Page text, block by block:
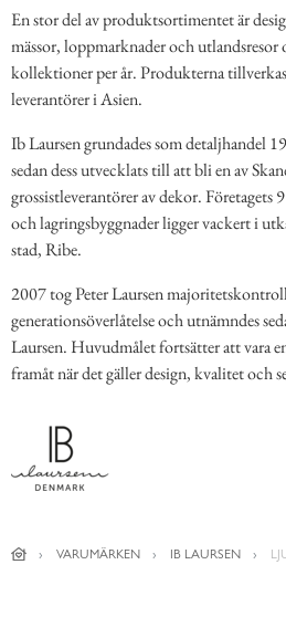
En stor del av produktsortimentet är
mässor, loppmarknader och
kollektioner per år. Produkterna
leverantörer i Asien.
Ib Laursen grundades som detaljhandel
sedan dess utvecklats till att bli en av
grossistleverantörer av dekor.
och lagringsbyggnader ligger vackert i
stad, Ribe.
2007 tog Peter Laursen
generationsöverlåtelse och utnämndes
Laursen. Huvudmålet fortsätter att vara
framåt när det gäller design, kvalitet och
VARUMÄRKEN IB LAURSEN